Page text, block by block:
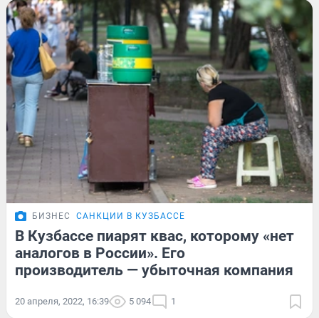
БИЗНЕС САНКЦИИ В КУЗБАССЕ
В Кузбассе пиарят квас, которому «нет
аналогов в России». Его
производитель — убыточная компания
20 апреля, 2022, 16:39 5 094 1